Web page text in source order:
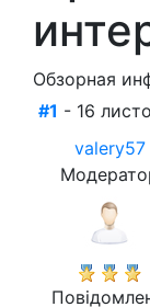
Обзорная
#1 - 16
valery57